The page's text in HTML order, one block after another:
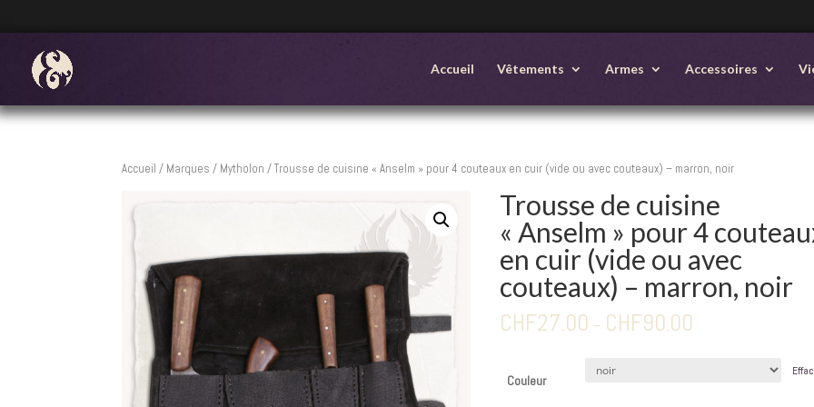
Accueil Vêtements Armes Accessoires
Accueil / Marques / Mytholon / Trousse de cuisine « Anselm » pour 4 couteaux en cuir (vide ou avec couteaux) – marron, noir
Trousse de cuisine
« Anselm » pour 4
en cuir (vide ou avec
couteaux) – marron, noir
CHF27.00 – CHF90.00
Couleur